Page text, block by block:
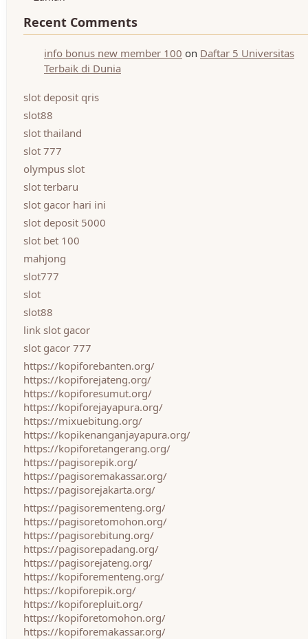
Recent Comments
info bonus new member 100 on Daftar 5 Universitas
Terbaik di Dunia
slot deposit qris
slot88
slot thailand
slot 777
olympus slot
slot terbaru
slot gacor hari ini
slot deposit 5000
slot bet 100
mahjong
slot777
slot
slot88
link slot gacor
slot gacor 777
https://kopiforebanten.org/
https://kopiforejateng.org/
https://kopiforesumut.org/
https://kopiforejayapura.org/
https://mixuebitung.org/
https://kopikenanganjayapura.org/
https://kopiforetangerang.org/
https://pagisorepik.org/
https://pagisoremakassar.org/
https://pagisorejakarta.org/
https://pagisorementeng.org/
https://pagisoretomohon.org/
https://pagisorebitung.org/
https://pagisorepadang.org/
https://pagisorejateng.org/
https://kopiforementeng.org/
https://kopiforepik.org/
https://kopiforepluit.org/
https://kopiforetomohon.org/
https://kopiforemakassar.org/